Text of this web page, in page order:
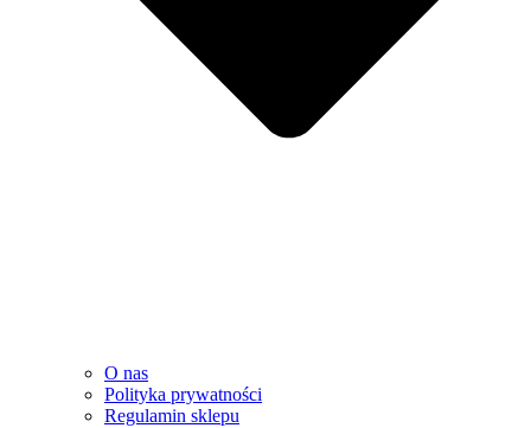
O nas
Polityka prywatności
Regulamin sklepu